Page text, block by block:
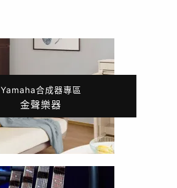
Yamaha合成器專區
金聲樂器